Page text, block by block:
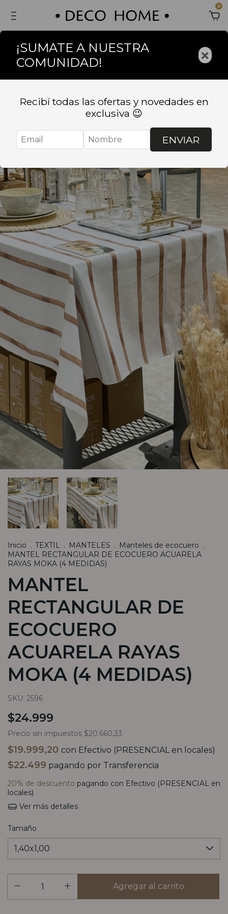
0
Inicio . TEXTIL . MANTELES . Manteles de ecocuero .
MANTEL RECTANGULAR DE ECOCUERO ACUARELA
RAYAS MOKA (4 MEDIDAS)
MANTEL
RECTANGULAR DE
ECOCUERO
ACUARELA RAYAS
MOKA (4 MEDIDAS)
SKU: 2596
$24.999
Precio sin impuestos $20.660,33
$19.999,20 con Efectivo (PRESENCIAL en locales)
$22.499 pagando por Transferencia
20% de descuento pagando con Efectivo (PRESENCIAL en
locales)
Ver más detalles
Tamaño
¡SUMATE A NUESTRA
COMUNIDAD!
×
Recibí todas las ofertas y novedades en
exclusiva 😉
ENVIAR